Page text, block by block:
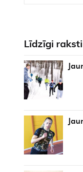
Līdzīgi raksti